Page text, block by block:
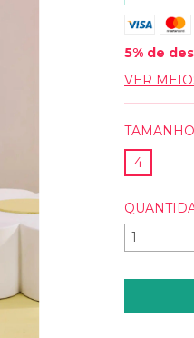
5% de
VER
4